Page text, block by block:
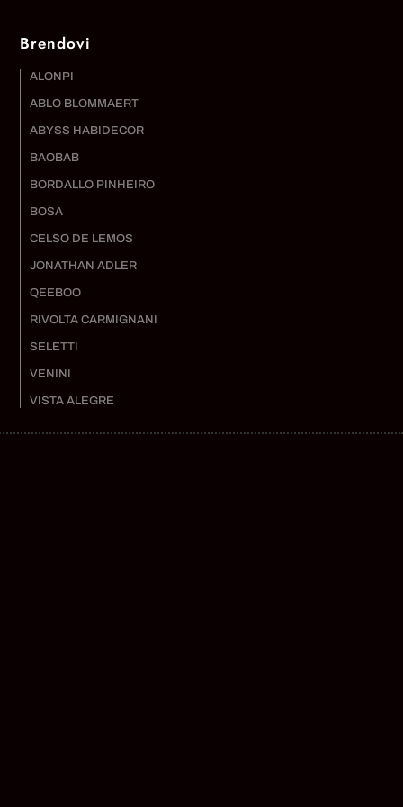
Brendovi
ALONPI
ABLO BLOMMAERT
ABYSS HABIDECOR
BAOBAB
BORDALLO PINHEIRO
BOSA
CELSO DE LEMOS
JONATHAN ADLER
QEEBOO
RIVOLTA CARMIGNANI
SELETTI
VENINI
VISTA ALEGRE